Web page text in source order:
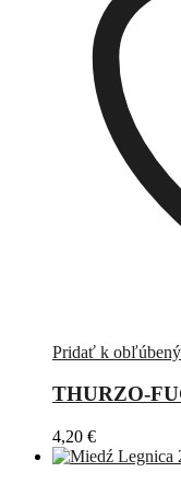
Pridať k
THURZO-
4,20 €